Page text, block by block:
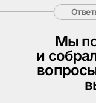
Мы
и